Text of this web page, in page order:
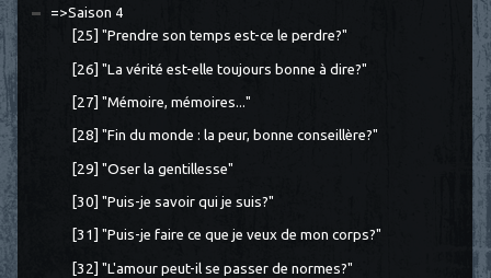
=>Saison 4
[25] "Prendre son temps est-ce le perdre?"
[26] "La vérité est-elle toujours bonne à dire?"
[27] "Mémoire, mémoires..."
[28] "Fin du monde : la peur, bonne conseillère?"
[29] "Oser la gentillesse"
[30] "Puis-je savoir qui je suis?"
[31] "Puis-je faire ce que je veux de mon corps?"
[32] "L'amour peut-il se passer de normes?"